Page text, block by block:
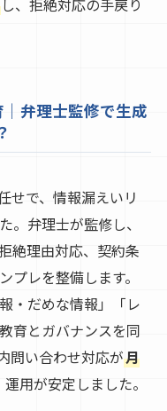
し、拒絶対応の手戻り
弁理士監修で生成
せで、情報漏えいリ
。弁理士が監修し、
絶理由対応、契約条
プレを整備します。
・だめな情報」「レ
育とガバナンスを同
問い合わせ対応が月
用が安定しました。